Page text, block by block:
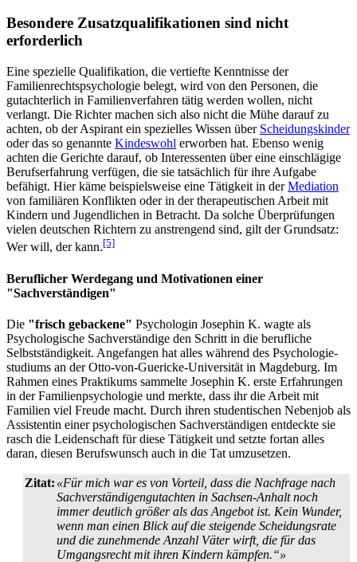
Besondere Zusatzqualifikationen sind nicht
erforderlich
Eine spezielle Qualifikation, die vertiefte Kenntnisse der
Familienrechtspsychologie belegt, wird von den Personen, die
gutachterlich in Familienverfahren tätig werden wollen, nicht
verlangt. Die Richter machen sich also nicht die Mühe darauf zu
achten, ob der Aspirant ein spezielles Wissen über Scheidungskinder
oder das so genannte Kindeswohl erworben hat. Ebenso wenig
achten die Gerichte darauf, ob Interessenten über eine einschlägige
Berufserfahrung verfügen, die sie tatsächlich für ihre Aufgabe
befähigt. Hier käme beispielsweise eine Tätigkeit in derMediation
von familiären Konflikten oder in der therapeutischen Arbeit mit
Kindern und Jugendlichen in Betracht. Da solche Überprüfungen
vielen deutschen Richtern zu anstrengend sind, gilt der Grundsatz:
Wer will, der kann.[5]
Beruflicher Werdegang und Motivationen einer
"Sachverständigen"
Die "frisch gebackene" Psychologin Josephin K. wagte als
Psychologische Sachverständige den Schritt in die berufliche
Selbstständigkeit. Angefangen hat alles während des Psychologie­
studiums an der Otto-von-Guericke-Universität in Magdeburg. Im
Rahmen eines Praktikums sammelte Josephin K. erste Erfahrungen
in der Familienpsychologie und merkte, dass ihr die Arbeit mit
Familien viel Freude macht. Durch ihren studentischen Nebenjob als
Assistentin einer psychologischen Sachverständigen entdeckte sie
rasch die Leidenschaft für diese Tätigkeit und setzte fortan alles
daran, diesen Berufswunsch auch in die Tat umzusetzen.
Zitat: «Für mich war es von Vorteil, dass die Nachfrage nach
Sach­verständigen­gutachten in Sachsen-Anhalt noch
immer deutlich größer als das Angebot ist. Kein Wunder,
wenn man einen Blick auf die steigende Scheidungsrate
und die zunehmende Anzahl Väter wirft, die für das
Umgangsrecht mit ihren Kindern kämpfen.“»